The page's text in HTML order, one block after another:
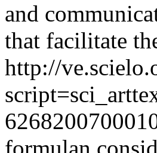
and
that facilitate
http://